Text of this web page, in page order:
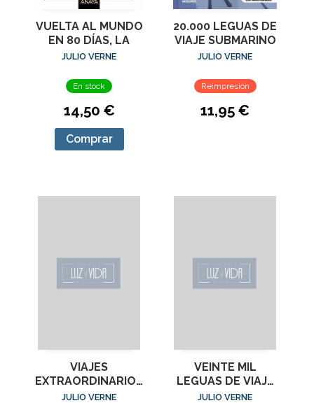
VUELTA AL MUNDO
EN 80 DÍAS, LA
JULIO VERNE
En stock
14,50 €
Comprar
20.000 LEGUAS DE
VIAJE SUBMARINO
JULIO VERNE
Reimpresión
11,95 €
VIAJES
EXTRAORDINARIOS
DE JULIO VERNE,
JULIO VERNE
VEINTE MIL
LEGUAS DE VIAJE
SUBMARINO
JULIO VERNE